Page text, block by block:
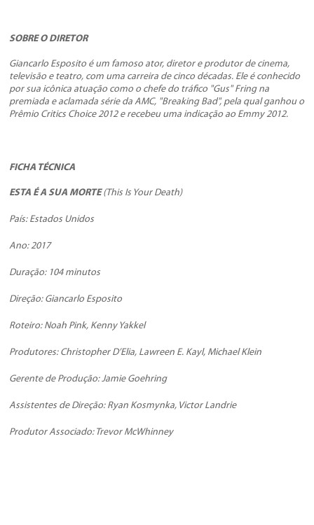
SOBRE O DIRETOR
Giancarlo Esposito é um famoso ator, diretor e produtor de cinema,
televisão e teatro, com uma carreira de cinco décadas. Ele é conhecido
por sua icônica atuação como o chefe do tráfico "Gus" Fring na
premiada e aclamada série da AMC, "Breaking Bad", pela qual ganhou o
Prêmio Critics Choice 2012 e recebeu uma indicação ao Emmy 2012.
FICHA TÉCNICA
ESTA É A SUA MORTE(This Is Your Death)
País: Estados Unidos
Ano: 2017
Duração: 104 minutos
Direção: Giancarlo Esposito
Roteiro: Noah Pink, Kenny Yakkel
Produtores: Christopher D’Elia, Lawreen E. Kayl, Michael Klein
Gerente de Produção: Jamie Goehring
Assistentes de Direção: Ryan Kosmynka, Victor Landrie
Produtor Associado: Trevor McWhinney